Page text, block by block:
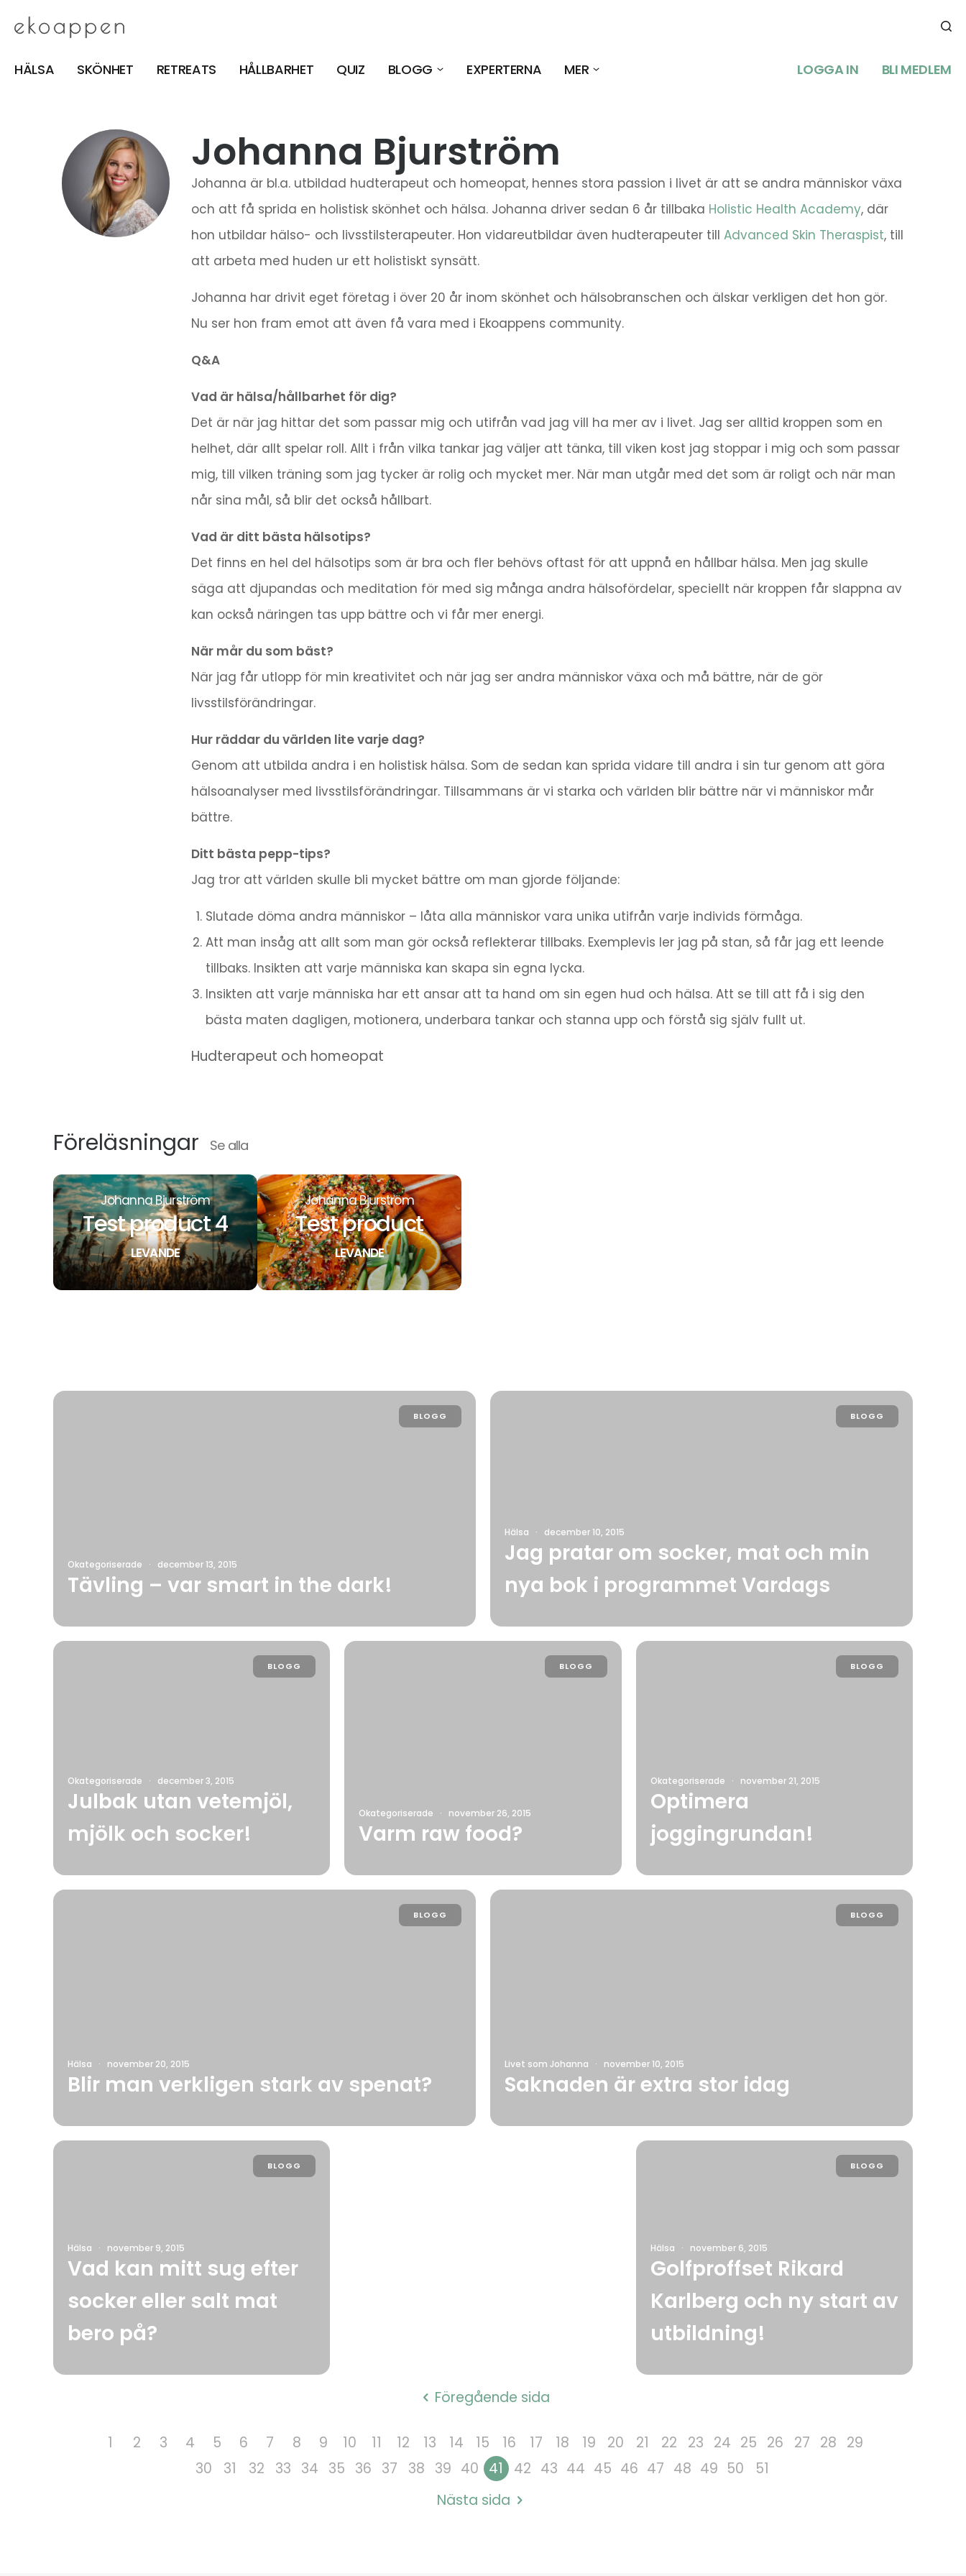
HÄLSA SKÖNHET RETREATS HÅLLBARHET QUIZ BLOGG EXPERTERNA MER LOGGA IN BLI MEDLEM
Johanna Bjurström
Johanna är bl.a. utbildad hudterapeut och homeopat, hennes stora passion i livet är att se andra människor växa
och att få sprida en holistisk skönhet och hälsa. Johanna driver sedan 6 år tillbaka Holistic Health Academy, där
hon utbildar hälso- och livsstilsterapeuter. Hon vidareutbildar även hudterapeuter tillAdvanced Skin Theraspist, till
att arbeta med huden ur ett holistiskt synsätt.
Johanna har drivit eget företag i över 20 år inom skönhet och hälsobranschen och älskar verkligen det hon gör.
Nu ser hon fram emot att även få vara med i Ekoappens community.
Q&A
Vad är hälsa/hållbarhet för dig?
Det är när jag hittar det som passar mig och utifrån vad jag vill ha mer av i livet. Jag ser alltid kroppen som en
helhet, där allt spelar roll. Allt i från vilka tankar jag väljer att tänka, till viken kost jag stoppar i mig och som passar
mig, till vilken träning som jag tycker är rolig och mycket mer. När man utgår med det som är roligt och när man
når sina mål, så blir det också hållbart.
Vad är ditt bästa hälsotips?
Det finns en hel del hälsotips som är bra och fler behövs oftast för att uppnå en hållbar hälsa. Men jag skulle
säga att djupandas och meditation för med sig många andra hälsofördelar, speciellt när kroppen får slappna av
kan också näringen tas upp bättre och vi får mer energi.
När mår du som bäst?
När jag får utlopp för min kreativitet och när jag ser andra människor växa och må bättre, när de gör
livsstilsförändringar.
Hur räddar du världen lite varje dag?
Genom att utbilda andra i en holistisk hälsa. Som de sedan kan sprida vidare till andra i sin tur genom att göra
hälsoanalyser med livsstilsförändringar. Tillsammans är vi starka och världen blir bättre när vi människor mår
bättre.
Ditt bästa pepp-tips?
Jag tror att världen skulle bli mycket bättre om man gjorde följande:
Slutade döma andra människor – låta alla människor vara unika utifrån varje individs förmåga.
Att man insåg att allt som man gör också reflekterar tillbaks. Exemplevis ler jag på stan, så får jag ett leende
tillbaks. Insikten att varje människa kan skapa sin egna lycka.
Insikten att varje människa har ett ansar att ta hand om sin egen hud och hälsa. Att se till att få i sig den
bästa maten dagligen, motionera, underbara tankar och stanna upp och förstå sig själv fullt ut.
Hudterapeut och homeopat
Föreläsningar Se alla
Johanna Bjurström
Test product 4
LEVANDE
Johanna Bjurström
Test product
LEVANDE
BLOGG
Okategoriserade · december 13, 2015
Tävling – var smart in the dark!
BLOGG
Hälsa · december 10, 2015
Jag pratar om socker, mat och min
nya bok i programmet Vardags
BLOGG
Okategoriserade · december 3, 2015
Julbak utan vetemjöl,
mjölk och socker!
BLOGG
Okategoriserade · november 26, 2015
Varm raw food?
BLOGG
Okategoriserade · november 21, 2015
Optimera
joggingrundan!
BLOGG
Hälsa · november 20, 2015
Blir man verkligen stark av spenat?
BLOGG
Livet som Johanna · november 10, 2015
Saknaden är extra stor idag
BLOGG
Hälsa · november 9, 2015
Vad kan mitt sug efter
socker eller salt mat
bero på?
BLOGG
Hälsa · november 6, 2015
Golfproffset Rikard
Karlberg och ny start av
utbildning!
Föregående sida
1 2 3 4 5 6 7 8 9 10 11 12 13 14 15 16 17 18 19 20 21 22 23 24 25 26 27 28 29
30
31 32 33 34 35 36 37 38 39 40 41 42 43 44 45 46 47 48 49 50
51
Nästa sida